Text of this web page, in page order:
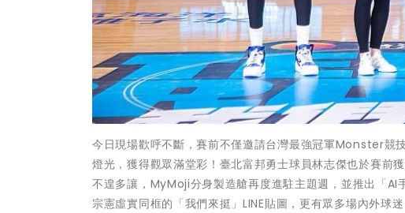
今日現場歡呼不斷，賽前不僅邀請台灣最強冠軍Monster競
燈光，獲得觀眾滿堂彩！臺北富邦勇士球員林志傑也於賽前
不遑多讓，MyMoji分身製造艙再度進駐主題週，並推出「
宗憲虛實同框的「我們來挺」LINE貼圖，更有眾多場內外球